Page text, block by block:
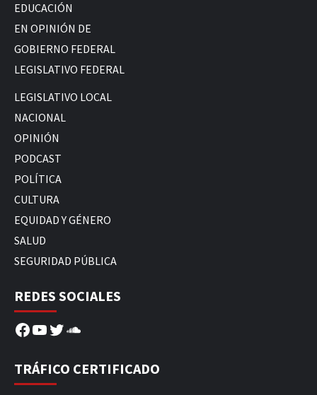
EDUCACIÓN
EN OPINIÓN DE
GOBIERNO FEDERAL
LEGISLATIVO FEDERAL
LEGISLATIVO LOCAL
NACIONAL
OPINIÓN
PODCAST
POLÍTICA
CULTURA
EQUIDAD Y GÉNERO
SALUD
SEGURIDAD PÚBLICA
REDES SOCIALES
Facebook
YouTube
Twitter
SoundCloud
TRÁFICO CERTIFICADO